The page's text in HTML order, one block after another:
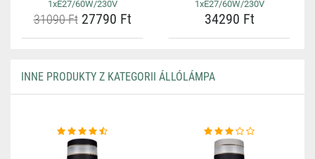
1xE27/60W/230V
31090 Ft27790 Ft
1xE27/60W/230V
34290 Ft
INNE PRODUKTY Z KATEGORII ÁLLÓLÁMPA